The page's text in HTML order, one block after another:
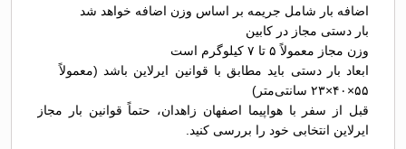
اضافه بار شامل جریمه بر اساس وزن اضافه خواهد شد
بار دستی مجاز در کابین
وزن مجاز معمولاً ۵ تا ۷ کیلوگرم است
ابعاد بار دستی باید مطابق با قوانین ایرلاین باشد (معمولاً
۵۵×۴۰×۲۳ سانتی‌متر)
قبل از سفر با هواپیما اصفهان زاهدان، حتماً قوانین بار مجاز
ایرلاین انتخابی خود را بررسی کنید.